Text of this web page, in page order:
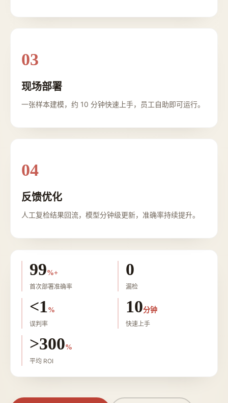
03
现场部署
一张样本建模，约 10 分钟快速上手，员工自助即可运行。
04
反馈优化
人工复检结果回流，模型分钟级更新，准确率持续提升。
99%+
首次部署准确率
0
漏检
<1%
误判率
10分钟
快速上手
>300%
平均 ROI